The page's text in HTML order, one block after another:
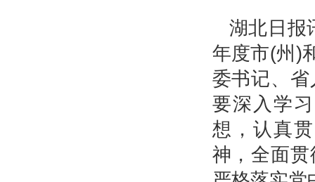
湖北日报
年度市(州)
委书记、
要深入学
想，认真
神，全面